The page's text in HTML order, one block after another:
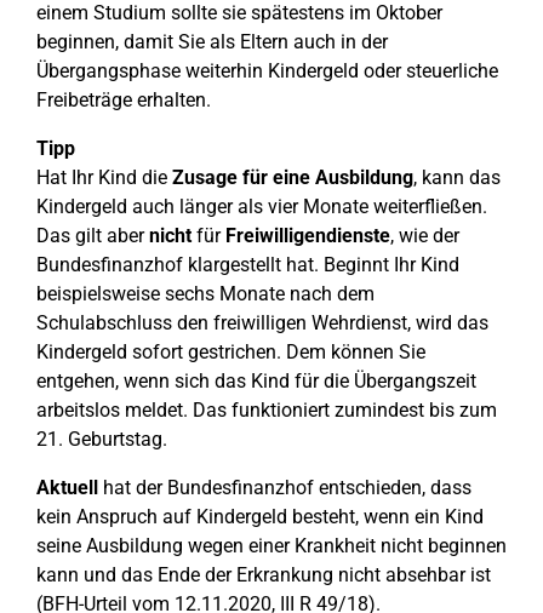
einem Studium sollte sie spätestens im Oktober
beginnen, damit Sie als Eltern auch in der
Übergangsphase weiterhin Kindergeld oder steuerliche
Freibeträge erhalten.
Tipp
Hat Ihr Kind die Zusage für eine Ausbildung, kann das
Kindergeld auch länger als vier Monate weiterfließen.
Das gilt abernichtfür Freiwilligendienste, wie der
Bundesfinanzhof klargestellt hat. Beginnt Ihr Kind
beispielsweise sechs Monate nach dem
Schulabschluss den freiwilligen Wehrdienst, wird das
Kindergeld sofort gestrichen. Dem können Sie
entgehen, wenn sich das Kind für die Übergangszeit
arbeitslos meldet. Das funktioniert zumindest bis zum
21. Geburtstag.
Aktuell hat der Bundesfinanzhof entschieden, dass
kein Anspruch auf Kindergeld besteht, wenn ein Kind
seine Ausbildung wegen einer Krankheit nicht beginnen
kann und das Ende der Erkrankung nicht absehbar ist
(BFH-Urteil vom 12.11.2020, III R 49/18).